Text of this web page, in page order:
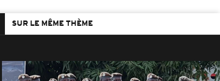
SUR LE MÊME THÈME